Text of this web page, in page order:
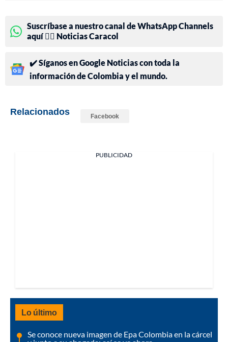
Suscríbase a nuestro canal de WhatsApp Channels
aquí 👉🏻 Noticias Caracol
✔️ Síganos en Google Noticias con toda la
información de Colombia y el mundo.
Relacionados Facebook
PUBLICIDAD
Lo último
Se conoce nueva imagen de Epa Colombia en la cárcel